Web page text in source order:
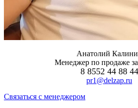
Анатолий
Менеджер по продаже
8 8552 44 88 44
pr1@delzap.ru
Cвязаться с менеджером